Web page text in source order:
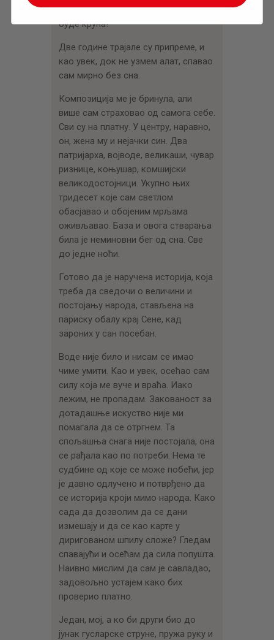
јединога. Нека буде Скопље, нека
буде круна!
Две године трајале су припреме, и
као увек, док не узмем алат, спавао
сам мирно без сна.
Композиција ме је бринула, али
више сам страховао од самога себе.
Сви су на платну. У центру, наравно,
он, жена му и нејачки син. Два
патријарха, војводе, великаши, чувар
ризнице, коњушар, комшијски
великодостојници. Укупно њих
тридесет које сам светлом
обасјавао и обојеним мрљама
оживљавао. База и овога стварања
била је неминовни бег од сна. Све
до једне ноћи.
Готово да је наручена историја, која
треба да сведочи о величини и
постојању народа, стављена на
париску обалу крај Сене, кад
зароних у сан посебан.
Воде није било и нисам се имао
чиме умити. Као и увек, осећао сам
силу која ме вуче и враћа. Иако
лежим, не пропадам. Закованост за
дотадашње искуство није ми
помагала да се отргнем. Та
спољашња снага није постојала, она
се рађала као по потреби. Нема те
судбине од које се може побећи, јер
је давно одлучено и потврђено да
се историја кроји мимо народа. Како
сада да дозволим да се дани
измешају и да се као карте у
диригованом шпилу сложе? Гледам
спавајући и осећам да сила попушта.
Наивно мислим да сам је савладао,
задовољно устајем како бих
проверио платно.
Један, мој, а ко би други био до
јунак гусларске струне, пружа руку и